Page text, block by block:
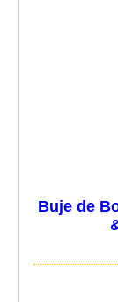
Buje de